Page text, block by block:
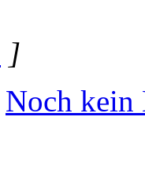
]
Noch kein